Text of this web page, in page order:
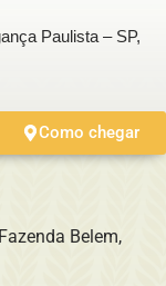
Paulista – SP,
Como chegar
Belem,